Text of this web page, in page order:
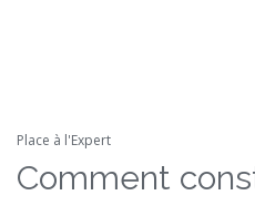
Place à l'Expert
Comment